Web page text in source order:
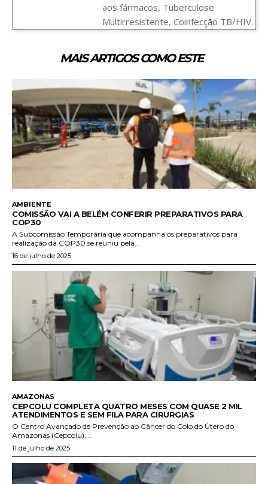
aos fármacos, Tuberculose
Multirresistente, Coinfecção TB/HIV.
MAIS ARTIGOS COMO ESTE
AMBIENTE
COMISSÃO VAI A BELÉM CONFERIR PREPARATIVOS PARA
COP30
A Subcomissão Temporária que acompanha os preparativos para
realização da COP30 se reuniu pela...
16 de julho de 2025
AMAZONAS
CEPCOLU COMPLETA QUATRO MESES COM QUASE 2 MIL
ATENDIMENTOS E SEM FILA PARA CIRURGIAS
O Centro Avançado de Prevenção ao Câncer do Colo do Útero do
Amazonas (Cepcolu),...
11 de julho de 2025